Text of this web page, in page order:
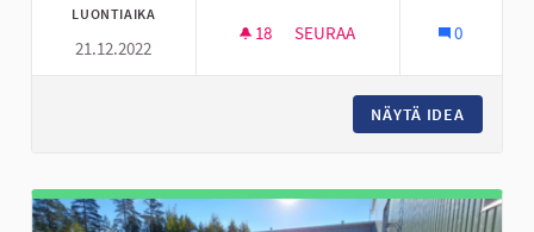
LUONTIAIKA
21.12.2022
18 18 SEURAAJAA
SEURAA 0
NÄYTÄ IDEA